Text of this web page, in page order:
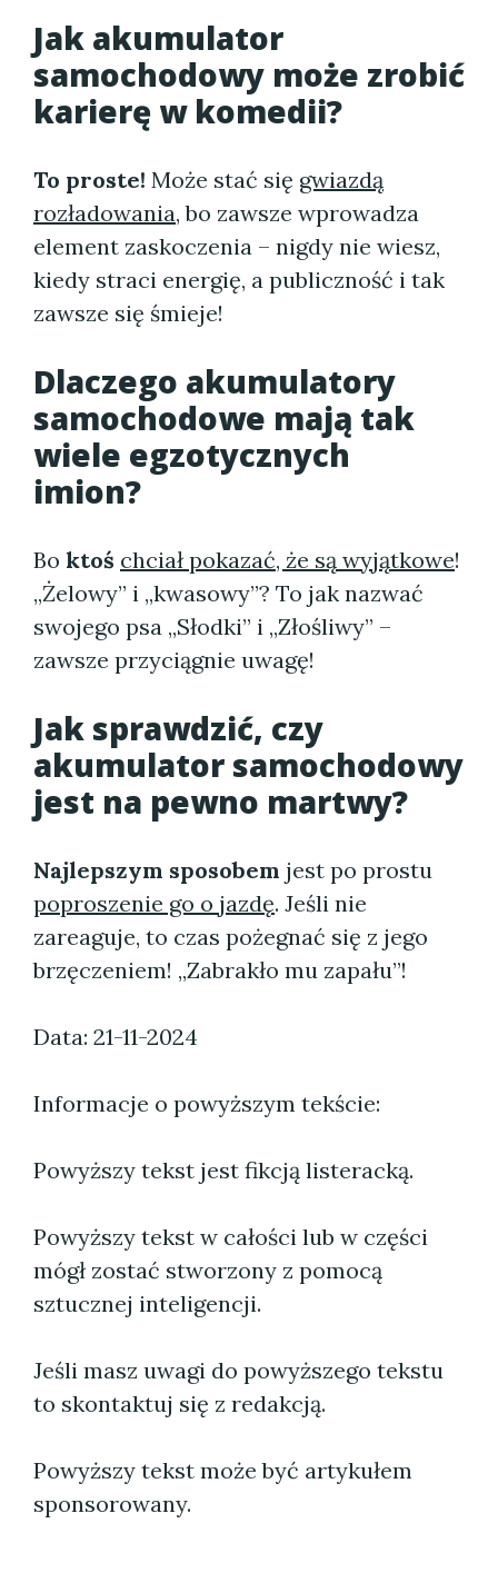
Jak akumulator
samochodowy może zrobić
karierę w komedii?
To proste! Może stać się gwiazdą
rozładowania, bo zawsze wprowadza
element zaskoczenia – nigdy nie wiesz,
kiedy straci energię, a publiczność i tak
zawsze się śmieje!
Dlaczego akumulatory
samochodowe mają tak
wiele egzotycznych
imion?
Bo ktoś chciał pokazać, że są wyjątkowe!
„Żelowy” i „kwasowy”? To jak nazwać
swojego psa „Słodki” i „Złośliwy” –
zawsze przyciągnie uwagę!
Jak sprawdzić, czy
akumulator samochodowy
jest na pewno martwy?
Najlepszym sposobem jest po prostu
poproszenie go o jazdę. Jeśli nie
zareaguje, to czas pożegnać się z jego
brzęczeniem! „Zabrakło mu zapału”!
Data: 21-11-2024
Informacje o powyższym tekście:
Powyższy tekst jest fikcją listeracką.
Powyższy tekst w całości lub w części
mógł zostać stworzony z pomocą
sztucznej inteligencji.
Jeśli masz uwagi do powyższego tekstu
to skontaktuj się z redakcją.
Powyższy tekst może być artykułem
sponsorowany.